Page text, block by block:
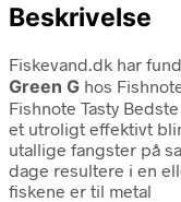
Beskrivelse
Fiskevand.dk har
Green G hos
Fishnote Tasty
et utroligt effektivt
utallige fangster på
dage resultere i en
fiskene er til metal